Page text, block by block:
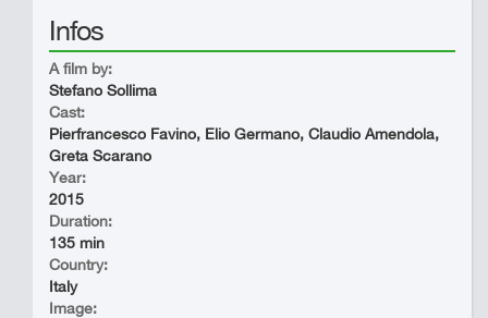
Infos
A film by:
Stefano Sollima
Cast:
Pierfrancesco Favino, Elio Germano, Claudio Amendola,
Greta Scarano
Year:
2015
Duration:
135 min
Country:
Italy
Image: